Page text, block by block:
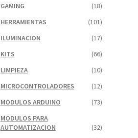
GAMING
(18)
HERRAMIENTAS
(101)
ILUMINACION
(17)
KITS
(66)
LIMPIEZA
(10)
MICROCONTROLADORES
(12)
MODULOS ARDUINO
(73)
MODULOS PARA
AUTOMATIZACION
(32)